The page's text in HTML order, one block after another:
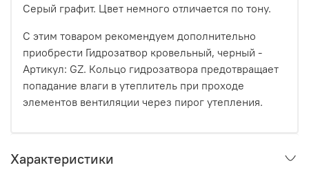
Серый графит. Цвет немного отличается по тону.
С этим товаром рекомендуем дополнительно
приобрести Гидрозатвор кровельный, черный -
Артикул: GZ. Кольцо гидрозатвора предотвращает
попадание влаги в утеплитель при проходе
элементов вентиляции через пирог утепления.
Характеристики